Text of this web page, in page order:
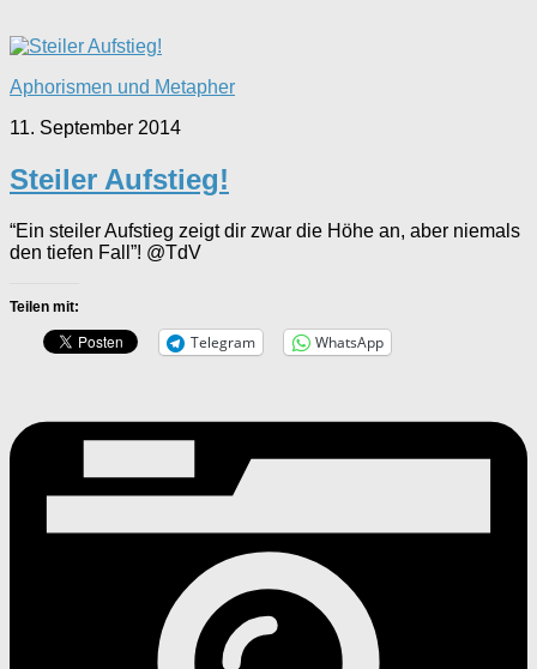
Aphorismen und Metapher
11. September 2014
Steiler Aufstieg!
“Ein steiler Aufstieg zeigt dir zwar die Höhe an, aber niemals
den tiefen Fall”! @TdV
Teilen mit:
Telegram WhatsApp